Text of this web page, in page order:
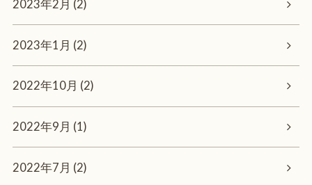
2023年2月 (2)
2023年1月 (2)
2022年10月 (2)
2022年9月 (1)
2022年7月 (2)